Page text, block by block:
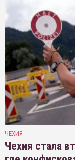
ЧЕХИЯ
Чехия стала